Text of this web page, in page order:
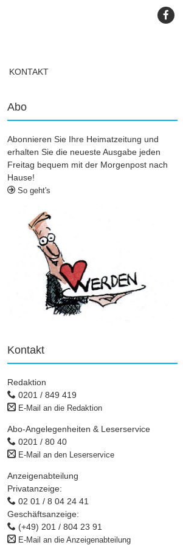
KONTAKT
Abo
Abonnieren Sie Ihre Heimatzeitung und
erhalten Sie die neueste Ausgabe jeden
Freitag bequem mit der Morgenpost nach
Hause!
So geht's
Kontakt
Redaktion
0201 / 849 419
E-Mail an die Redaktion
Abo-Angelegenheiten & Leserservice
0201 / 80 40
E-Mail an den Leserservice
Anzeigenabteilung
Privatanzeige:
02 01 / 8 04 24 41
Geschäftsanzeige:
(+49) 201 / 804 23 91
E-Mail an die Anzeigenabteilung